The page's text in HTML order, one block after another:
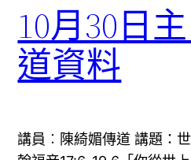
10月30日
道資料
講員︰陳綺媚傳道 講題：